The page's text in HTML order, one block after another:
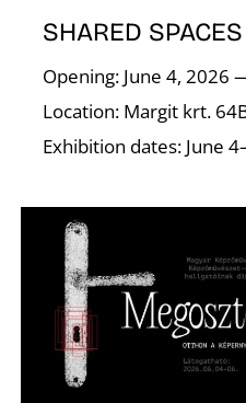
SHARED SPACES
Opening: June 4, 2026
Location: Margit krt.
Exhibition dates: June